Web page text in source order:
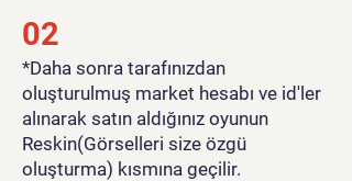
02
*Daha sonra tarafınızdan
oluşturulmuş market hesabı ve id'ler
alınarak satın aldığınız oyunun
Reskin(Görselleri size özgü
oluşturma) kısmına geçilir.